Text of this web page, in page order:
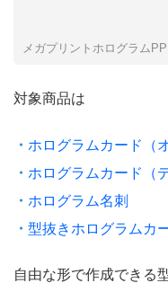
メガプリントホログラムPP
対象商品は
ホログラムカード（
ホログラムカード（
ホログラム名刺
型抜きホログラムカ
自由な形で作成できる